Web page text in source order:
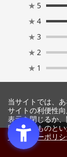
★ 5
★ 4
★ 3
★ 2
★ 1
絞り
当サイトでは、
サイトの利便性
表示を閉じるか
同意するものと
ライバシーポリ